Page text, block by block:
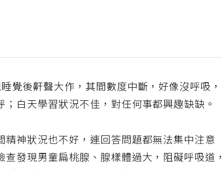
覺後鼾聲大作，其間數度中斷，好像沒呼吸，
白天學習狀況不佳，對任何事都興趣缺缺。
神狀況也不好，連回答問題都無法集中注意
發現男童扁桃腺、腺樣體過大，阻礙呼吸道，